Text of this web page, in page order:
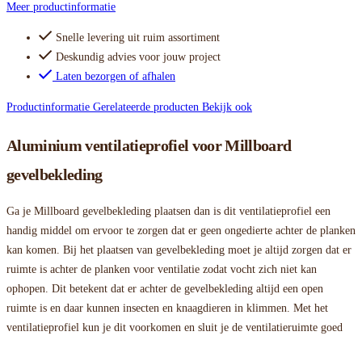
Meer productinformatie
Snelle levering uit ruim assortiment
Deskundig advies voor jouw project
Laten bezorgen of afhalen
Productinformatie Gerelateerde producten Bekijk ook
Aluminium ventilatieprofiel voor Millboard
gevelbekleding
Ga je Millboard gevelbekleding plaatsen dan is dit ventilatieprofiel een
handig middel om ervoor te zorgen dat er geen ongedierte achter de planken
kan komen. Bij het plaatsen van gevelbekleding moet je altijd zorgen dat er
ruimte is achter de planken voor ventilatie zodat vocht zich niet kan
ophopen. Dit betekent dat er achter de gevelbekleding altijd een open
ruimte is en daar kunnen insecten en knaagdieren in klimmen. Met het
ventilatieprofiel kun je dit voorkomen en sluit je de ventilatieruimte goed